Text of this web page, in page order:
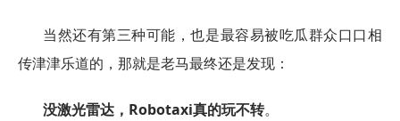
当然还有第三种可能，也是最容易被吃瓜群众口口相
传津津乐道的，那就是老马最终还是发现：
没激光雷达，Robotaxi真的玩不转。